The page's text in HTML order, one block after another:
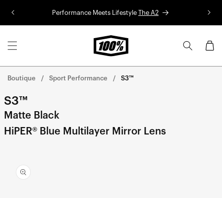
Performance Meets Lifestyle The A2
Panier
Boutique Sport Performance S3™
S3™
Matte Black
HiPER® Blue Multilayer Mirror Lens
informations
sur le